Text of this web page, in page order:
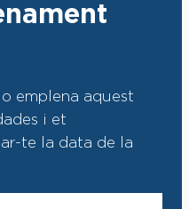
emplena aquest
i et
te la data de la